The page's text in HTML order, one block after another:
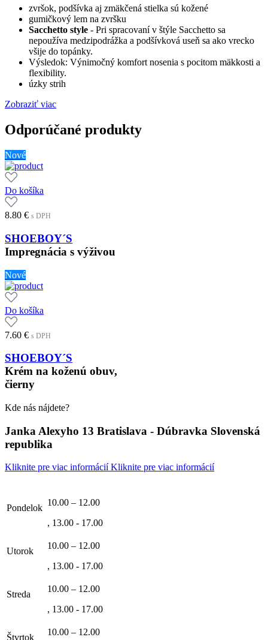
zvršok, podšívka aj zmäkčená stielka sú kožené
gumičkový lem na zvršku
Sacchetto style - Pri spracovaní v štýle Sacchetto sa
nepoužíva medzipodrážka a podšívková useň sa ako vrecko
všije do topánky.
Výsledok: Výnimočný komfort nosenia s pocitom mäkkosti a
flexibility.
úzky strih
Zobraziť viac
Odporúčané produkty
Nové
Do košíka
8.80 € s DPH
SHOEBOY´S
Impregnácia s výživou
Nové
Do košíka
7.60 € s DPH
SHOEBOY´S
Krém na koženú obuv,
čierny
Kde nás nájdete?
Janka Alexyho 13 Bratislava - Dúbravka Slovenská
republika
Kliknite pre viac informáciíKliknite pre viac informácií
Pondelok
10.00 – 12.00
, 13.00 - 17.00
Utorok
10.00 – 12.00
, 13.00 - 17.00
Streda
10.00 – 12.00
, 13.00 - 17.00
Štvrtok
10.00 – 12.00